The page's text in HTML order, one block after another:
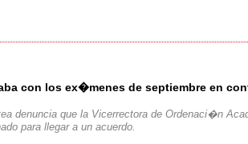
con los ex�menes de septiembre en
denuncia que la Vicerrectora de Ordenaci�n
para llegar a un acuerdo.